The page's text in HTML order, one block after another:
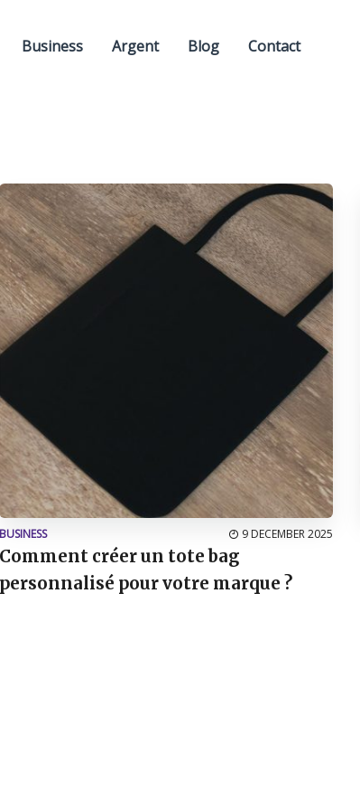
Business Argent Blog Contact
BUSINESS 9 DECEMBER 2025
Comment créer un tote bag
personnalisé pour votre marque ?